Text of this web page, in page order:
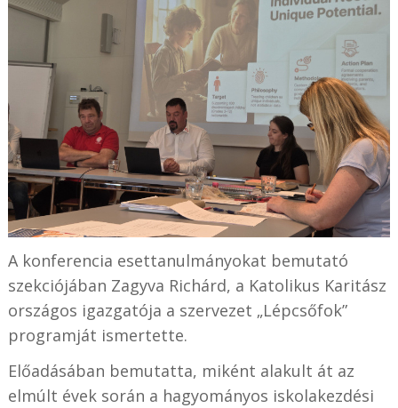
A konferencia esettanulmányokat bemutató
szekciójában Zagyva Richárd, a Katolikus Karitász
országos igazgatója a szervezet „Lépcsőfok”
programját ismertette.
Előadásában bemutatta, miként alakult át az
elmúlt évek során a hagyományos iskolakezdési